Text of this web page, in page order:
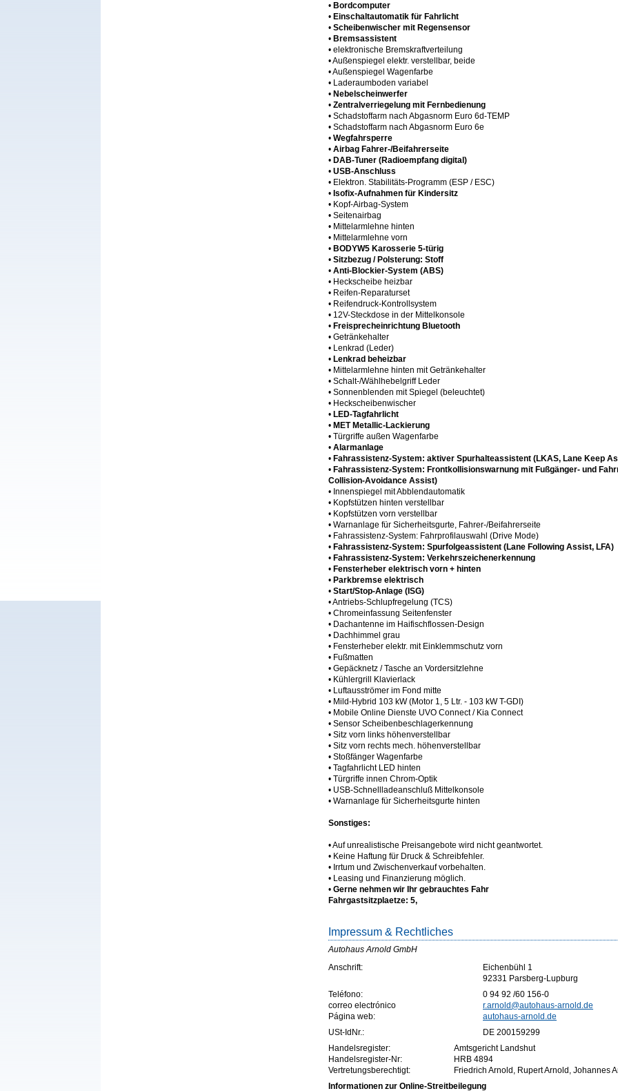
• Bordcomputer
• Einschaltautomatik für Fahrlicht
• Scheibenwischer mit Regensensor
• Bremsassistent
• elektronische Bremskraftverteilung
• Außenspiegel elektr. verstellbar, beide
• Außenspiegel Wagenfarbe
• Laderaumboden variabel
• Nebelscheinwerfer
• Zentralverriegelung mit Fernbedienung
• Schadstoffarm nach Abgasnorm Euro 6d-TEMP
• Schadstoffarm nach Abgasnorm Euro 6e
• Wegfahrsperre
• Airbag Fahrer-/Beifahrerseite
• DAB-Tuner (Radioempfang digital)
• USB-Anschluss
• Elektron. Stabilitäts-Programm (ESP / ESC)
• Isofix-Aufnahmen für Kindersitz
• Kopf-Airbag-System
• Seitenairbag
• Mittelarmlehne hinten
• Mittelarmlehne vorn
• BODYW5 Karosserie 5-türig
• Sitzbezug / Polsterung: Stoff
• Anti-Blockier-System (ABS)
• Heckscheibe heizbar
• Reifen-Reparaturset
• Reifendruck-Kontrollsystem
• 12V-Steckdose in der Mittelkonsole
• Freisprecheinrichtung Bluetooth
• Getränkehalter
• Lenkrad (Leder)
• Lenkrad beheizbar
• Mittelarmlehne hinten mit Getränkehalter
• Schalt-/Wählhebelgriff Leder
• Sonnenblenden mit Spiegel (beleuchtet)
• Heckscheibenwischer
• LED-Tagfahrlicht
• MET Metallic-Lackierung
• Türgriffe außen Wagenfarbe
• Alarmanlage
• Fahrassistenz-System: aktiver Spurhalteassistent (LKAS, Lane Keep
• Fahrassistenz-System: Frontkollisionswarnung mit Fußgänger- und
Collision-Avoidance Assist)
• Innenspiegel mit Abblendautomatik
• Kopfstützen hinten verstellbar
• Kopfstützen vorn verstellbar
• Warnanlage für Sicherheitsgurte, Fahrer-/Beifahrerseite
• Fahrassistenz-System: Fahrprofilauswahl (Drive Mode)
• Fahrassistenz-System: Spurfolgeassistent (Lane Following Assist, LFA)
• Fahrassistenz-System: Verkehrszeichenerkennung
• Fensterheber elektrisch vorn + hinten
• Parkbremse elektrisch
• Start/Stop-Anlage (ISG)
• Antriebs-Schlupfregelung (TCS)
• Chromeinfassung Seitenfenster
• Dachantenne im Haifischflossen-Design
• Dachhimmel grau
• Fensterheber elektr. mit Einklemmschutz vorn
• Fußmatten
• Gepäcknetz / Tasche an Vordersitzlehne
• Kühlergrill Klavierlack
• Luftausströmer im Fond mitte
• Mild-Hybrid 103 kW (Motor 1, 5 Ltr. - 103 kW T-GDI)
• Mobile Online Dienste UVO Connect / Kia Connect
• Sensor Scheibenbeschlagerkennung
• Sitz vorn links höhenverstellbar
• Sitz vorn rechts mech. höhenverstellbar
• Stoßfänger Wagenfarbe
• Tagfahrlicht LED hinten
• Türgriffe innen Chrom-Optik
• USB-Schnellladeanschluß Mittelkonsole
• Warnanlage für Sicherheitsgurte hinten
Sonstiges:
• Auf unrealistische Preisangebote wird nicht geantwortet.
• Keine Haftung für Druck & Schreibfehler.
• Irrtum und Zwischenverkauf vorbehalten.
• Leasing und Finanzierung möglich.
• Gerne nehmen wir Ihr gebrauchtes Fahr
Fahrgastsitzplaetze: 5,
Impressum & Rechtliches
Autohaus Arnold GmbH
Anschrift:
Eichenbühl 1
92331 Parsberg-Lupburg
Teléfono:
0 94 92 /60 156-0
correo electrónico
r.arnold@autohaus-arnold.de
Página web:
autohaus-arnold.de
USt-IdNr.:
DE 200159299
Handelsregister:
Amtsgericht Landshut
Handelsregister-Nr:
HRB 4894
Vertretungsberechtigt:
Friedrich Arnold, Rupert Arnold, Johannes
Informationen zur Online-Streitbeilegung